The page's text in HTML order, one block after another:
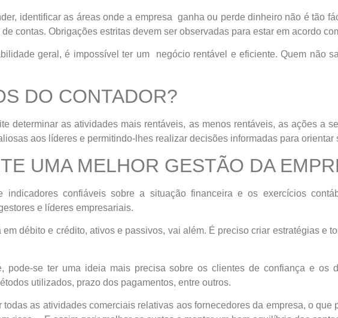
identificar as áreas onde a empresa ganha ou perde dinheiro não é tão
contas. Obrigações estritas devem ser observadas para estar em acordo
geral, é impossível ter um negócio rentável e eficiente. Quem não
DO CONTADOR?
determinar as atividades mais rentáveis, as menos rentáveis, as ações a
aos líderes e permitindo-lhes realizar decisões informadas para orientar
UMA MELHOR GESTÃO DA
indicadores confiáveis ​​sobre a situação financeira e os exercícios
e líderes empresariais.
débito e crédito, ativos e passivos, vai além. É preciso criar estratégias e
pode-se ter uma ideia mais precisa sobre os clientes de confiança e os
utilizados, prazo dos pagamentos, entre outros.
as atividades comerciais relativas aos fornecedores da empresa, o que